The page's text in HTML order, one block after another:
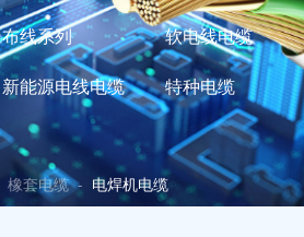
布线系列 软电线电缆
新能源电线电缆 特种电缆
橡套电缆- 电焊机电缆